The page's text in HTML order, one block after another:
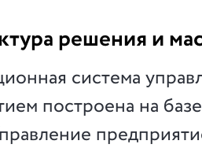
решения и
система
построена на